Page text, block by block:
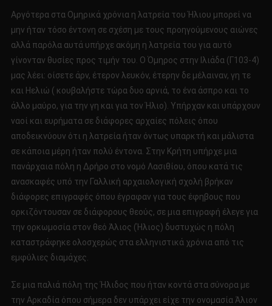
Αργότερα στα Ομηρικά χρόνια η λατρεία του Ήλιου μπορεί να
μην ήταν τόσο έντονη σε σχέση με τους προηγούμενους αιώνες
αλλά παρόλα αυτά υπήρχε ακόμη η λατρεία του για αυτό
γίνονταν θυσίες προς τιμήν του. Ο Όμηρος στην Ιλιάδα (Γ103-4)
μας λέει: οίσετε άρν, έτερον λευκόν, έτερην δε μέλαιναν, γη τε
και Ηελιώ ( κουβαλήστε τώρα δυο αρνιά, το ένα άσπρο και το
άλλο μαύρο, για την γη και για τον Ήλιο). Υπήρχαν και υπάρχουν
ναοί και ευρήματα σε διάφορες αρχαίες πόλεις όπου
αποδεικνύουν ότι η λατρεία ήταν όντως υπαρκτή και μάλιστα
σε κάποια μέρη ήταν πολύ έντονα. Στην Κρήτη υπήρχε μια
πανάρχαια πόλη η Δρήρο στο νομό Λασιθίου, όπου κατά τις
ανασκαφές υπό την Γαλλική αρχαιολογική σχολή βρήκαν
διάφορες επιγραφές όπου έγραφαν για τους έφηβους που
ορκιζόντουσαν σε διάφορους θεούς, σε μια επιγραφή έλεγε για
την ορκωμοσία στον θεό Άλιος (Ήλιος) δυστυχώς η πόλη
καταστράφηκε ολοσχερώς στα ελληνιστικά χρόνια από τις
εμφύλιες διαμάχες.
Σε μια παλιά πόλη της Ήλιδος που ήταν κοντά στα σύνορα με
την Αρκαδία όπου σήμερα δεν υπάρχει είχε την ονομασία Άλιον